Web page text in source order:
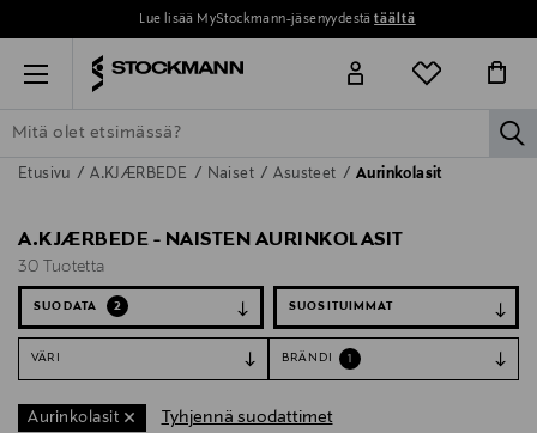
Lue lisää MyStockmann-jäsenyydestätäältä
Menu
ETSI KAIKKI NAISET MIEHET LAPSET KOTI
Etusivu A.KJÆRBEDE Naiset Asusteet Aurinkolasit
A.KJÆRBEDE - NAISTEN AURINKOLASIT
30 Tuotetta
SUODATA 2
VÄRI BRÄNDI 1
Aurinkolasit Tyhjennä suodattimet